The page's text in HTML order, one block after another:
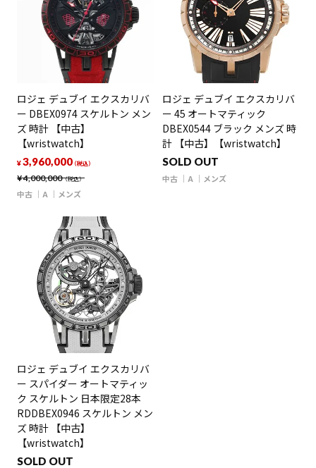
ロジェ デュブイ エクスカリバ
ー DBEX0974 スケルトン メン
ズ 時計 【中古】
【wristwatch】
¥4,000,000（税込）
¥3,960,000（税込）
中古 A メンズ
ロジェ デュブイ エクスカリバ
ー 45 オートマティック
DBEX0544 ブラック メンズ 時
計 【中古】【wristwatch】
SOLD OUT
中古 A メンズ
ロジェ デュブイ エクスカリバ
ー スパイダー オートマティッ
ク スケルトン 日本限定28本
RDDBEX0946 スケルトン メン
ズ 時計 【中古】
【wristwatch】
SOLD OUT